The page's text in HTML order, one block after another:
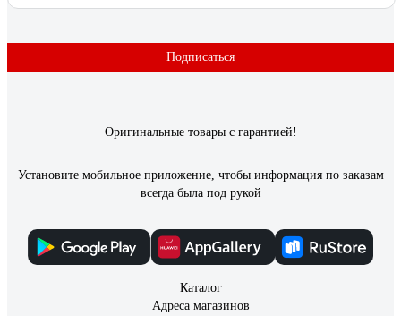
Подписаться
Оригинальные товары с гарантией!
Установите мобильное приложение, чтобы информация по заказам
всегда была под рукой
Каталог
Адреса магазинов